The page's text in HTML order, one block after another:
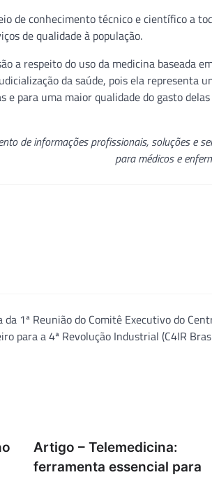
de conhecimento técnico e científico a
de qualidade à população.
a respeito do uso da medicina baseada
da saúde, pois ela representa
para uma maior qualidade do gasto delas
de informações profissionais, soluções e
para médicos e
1ª Reunião do Comitê Executivo do
para a 4ª Revolução Industrial (C4IR
Artigo – Telemedicina:
ferramenta essencial para